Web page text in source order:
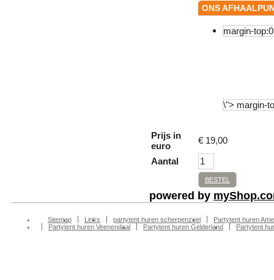
ONS
Prijs in
euro
€ 19,00
Aantal
BESTEL
powered by
Sitemap Links partytent huren scherpenzeel
Partytent huren
Partytent huren Veenendaal
Partytent huren Gelderland Partytent